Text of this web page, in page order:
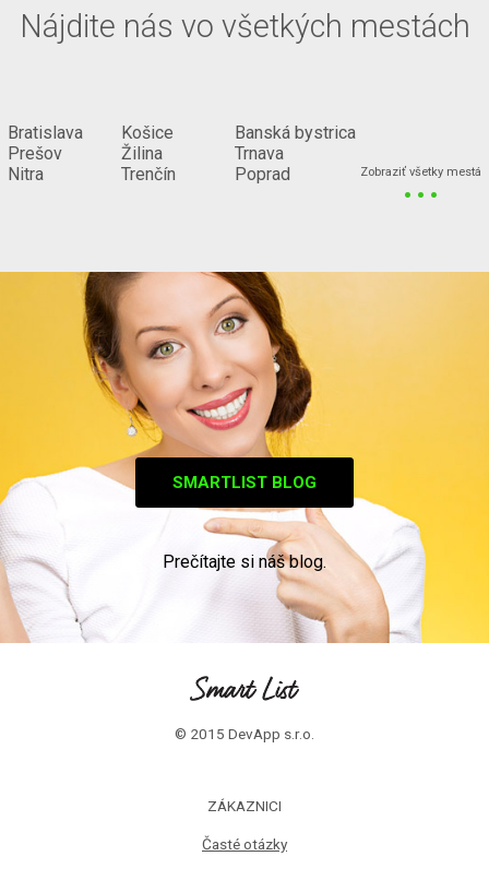
Nájdite nás vo všetkých mestách
Bratislava
Prešov
Nitra
Košice
Žilina
Trenčín
Banská bystrica
Trnava
Poprad
Zobraziť všetky mestá
...
SMARTLIST BLOG
Prečítajte si náš blog.
© 2015 DevApp s.r.o.
ZÁKAZNICI
Časté otázky